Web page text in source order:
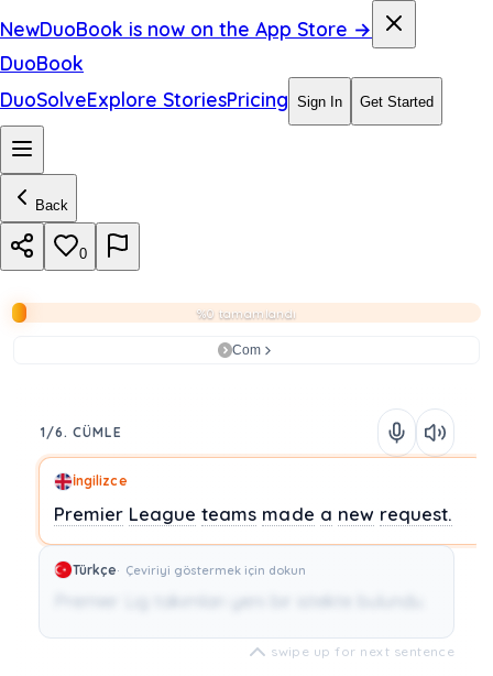
NewDuoBook is now on the App Store →
DuoBook
DuoSolveExplore StoriesPricing Sign In Get Started
Back
0
%0 tamamlandı
Com
1/6. CÜMLE
İngilizce
Premier League teams made a new request.
Türkçe Çeviriyi göstermek için dokun
swipe up for next sentence